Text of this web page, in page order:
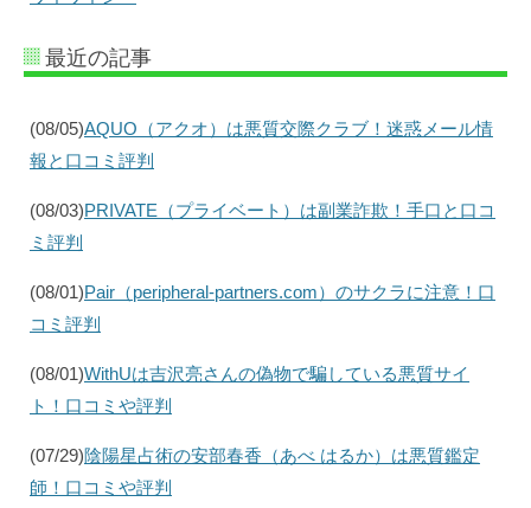
最近の記事
(08/05)AQUO（アクオ）は悪質交際クラブ！迷惑メール情
報と口コミ評判
(08/03)PRIVATE（プライベート）は副業詐欺！手口と口コ
ミ評判
(08/01)Pair（peripheral-partners.com）のサクラに注意！口
コミ評判
(08/01)WithUは吉沢亮さんの偽物で騙している悪質サイ
ト！口コミや評判
(07/29)陰陽星占術の安部春香（あべ はるか）は悪質鑑定
師！口コミや評判